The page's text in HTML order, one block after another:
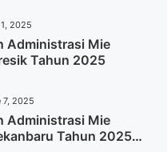
2025
Administrasi Mie
Tahun 2025
7, 2025
Administrasi Mie
Tahun 2025